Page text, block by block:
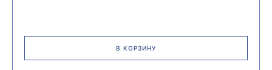
В КОРЗИНУ